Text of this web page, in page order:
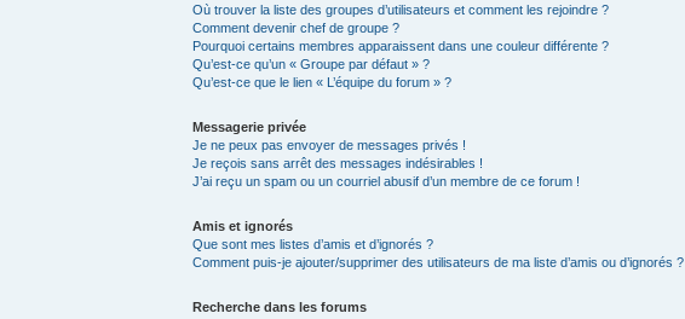
Où trouver la liste des groupes d’utilisateurs et comment les rejoindre ?
Comment devenir chef de groupe ?
Pourquoi certains membres apparaissent dans une couleur différente ?
Qu’est-ce qu’un « Groupe par défaut » ?
Qu’est-ce que le lien « L’équipe du forum » ?
Messagerie privée
Je ne peux pas envoyer de messages privés !
Je reçois sans arrêt des messages indésirables !
J’ai reçu un spam ou un courriel abusif d’un membre de ce forum !
Amis et ignorés
Que sont mes listes d’amis et d’ignorés ?
Comment puis-je ajouter/supprimer des utilisateurs de ma liste d’amis ou d’ignorés ?
Recherche dans les forums